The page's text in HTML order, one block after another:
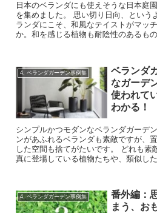
日本のベランダにも使えそうな日本庭
を集めました。 思い切り日向、という
ランダにこそ、和風なテイストがマッ
か。和を感じる植物も耐陰性のあるも
4. ベランダガーデン事例集
ベランダ
なガーデ
使われて
わかる！
シンプルかつモダンなベランダガーデ
ンがあふれるベランダも素敵ですが、
した空間も捨てがたいです。 どれも素
真に登場している植物たちや、類似した
4. ベランダガーデン事例集
番外編：
まう、お